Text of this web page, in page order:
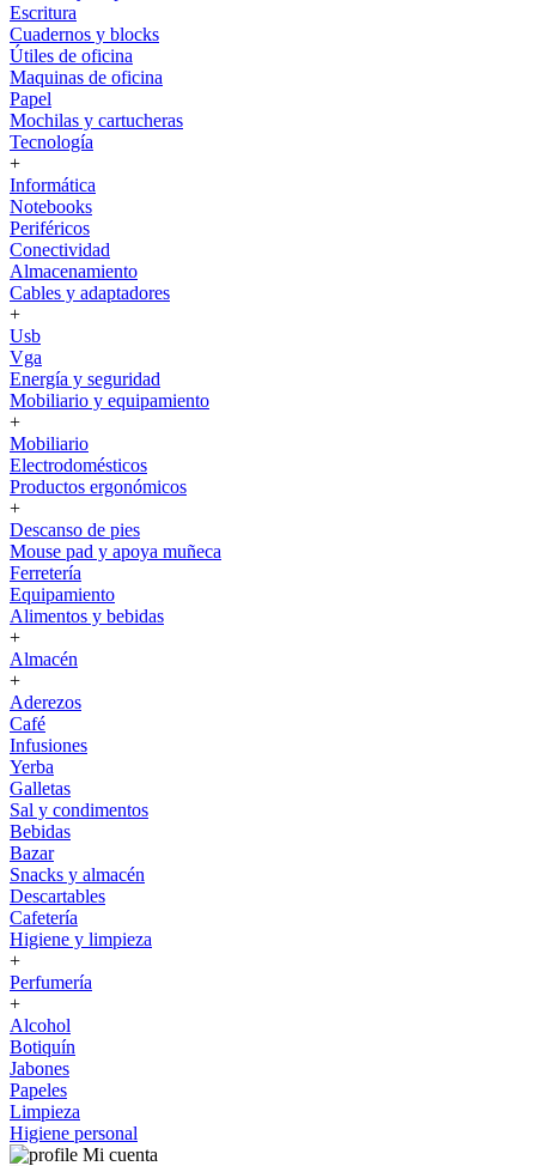
Escritura
Cuadernos y blocks
Útiles de oficina
Maquinas de oficina
Papel
Mochilas y cartucheras
Tecnología
+
Informática
Notebooks
Periféricos
Conectividad
Almacenamiento
Cables y adaptadores
+
Usb
Vga
Energía y seguridad
Mobiliario y equipamiento
+
Mobiliario
Electrodomésticos
Productos ergonómicos
+
Descanso de pies
Mouse pad y apoya muñeca
Ferretería
Equipamiento
Alimentos y bebidas
+
Almacén
+
Aderezos
Café
Infusiones
Yerba
Galletas
Sal y condimentos
Bebidas
Bazar
Snacks y almacén
Descartables
Cafetería
Higiene y limpieza
+
Perfumería
+
Alcohol
Botiquín
Jabones
Papeles
Limpieza
Higiene personal
Mi cuenta